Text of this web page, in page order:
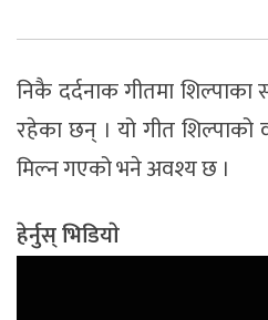
निकै दर्दनाक गीतमा शिल्पाका
रहेका छन् । यो गीत
मिल्न गएको भने अवश्य छ ।
हेर्नुस् भिडियाे